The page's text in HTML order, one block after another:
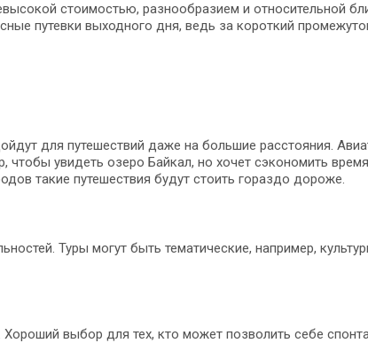
стоимостью, разнообразием и относительной
путевки выходного дня, ведь за короткий
для путешествий даже на большие расстояния.
увидеть озеро Байкал, но хочет сэкономить
такие путешествия будут стоить гораздо дороже.
Туры могут быть тематические, например,
выбор для тех, кто может позволить себе